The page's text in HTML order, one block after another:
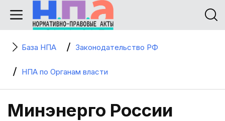
База НПА Законодательство РФ
НПА по Органам власти
Минэнерго России